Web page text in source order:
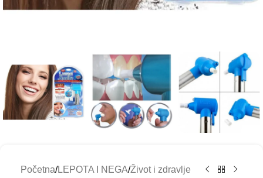
Početna/LEPOTA I NEGA/Život i zdravlje